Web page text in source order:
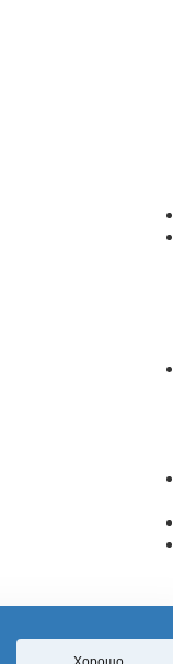
Хорошо